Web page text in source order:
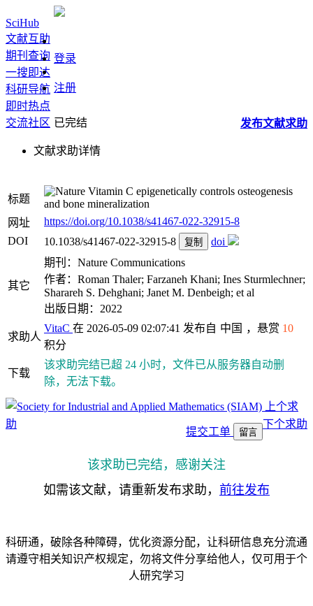
SciHub
文献互助
期刊查询
一搜即达
科研导航
即时热点
交流社区
登录
注册
发布文献求助
已完结
文献求助详情
标题
Vitamin C epigenetically controls osteogenesis
and bone mineralization
网址
https://doi.org/10.1038/s41467-022-32915-8
DOI
10.1038/s41467-022-32915-8 复制 doi
其它
期刊：Nature Communications
作者：Roman Thaler; Farzaneh Khani; Ines Sturmlechner;
Sharareh S. Dehghani; Janet M. Denbeigh; et al
出版日期：2022
求助人
VitaC 在 2026-05-09 02:07:41 发布自 中国 ，悬赏 10
积分
下载
该求助完结已超 24 小时，文件已从服务器自动删
除，无法下载。
上个求
助
下个求助
提交工单 留言
该求助已完结，感谢关注
如需该文献，请重新发布求助， 前往发布
科研通，破除各种障碍，优化资源分配，让科研信息充分流通
请遵守相关知识产权规定，勿将文件分享给他人，仅可用于个
人研究学习